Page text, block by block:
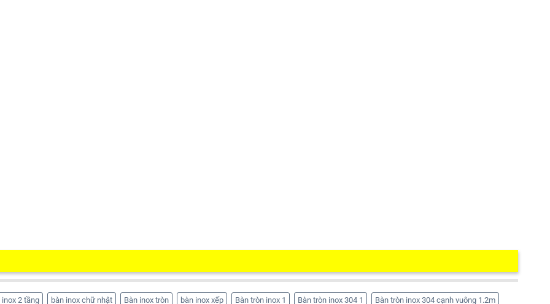
inox 2 tầng bàn inox chữ nhật Bàn inox tròn bàn inox xếp Bàn tròn inox 1 Bàn tròn inox 304 1 Bàn tròn inox 304 cạnh vuông 1.2m